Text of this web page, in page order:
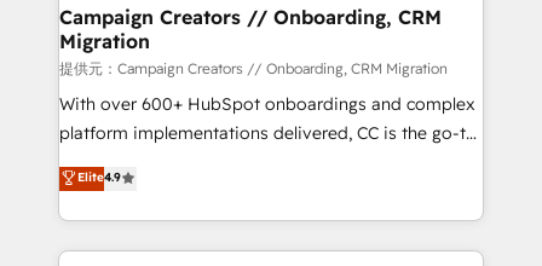
empowering our clients and developing their
autonomy. Get to grips with HubSpot through
guided implementation and seamless integration of
the CRM platform into your digital ecosystem. Would
you like support in deploying your inbound
to your needs and sales objectives. With 125+
certifications, we are part of the most certified
Campaign Creators // Onboarding, CRM
Migration
提供元：Campaign Creators // Onboarding, CRM Migration
With over 600+ HubSpot onboardings and complex
platform implementations delivered, CC is the go-to
Elite Solutions Partner for businesses ready to
migrate, replatform, and scale smarter. We specialize
in high-impact CRM and CMS migrations and
onboarding from platforms like Salesforce, NetSuite,
Elite4.9